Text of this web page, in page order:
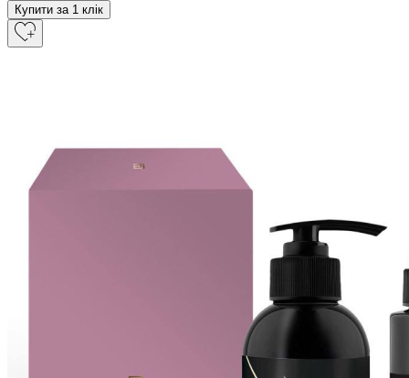
Купити за 1 клiк